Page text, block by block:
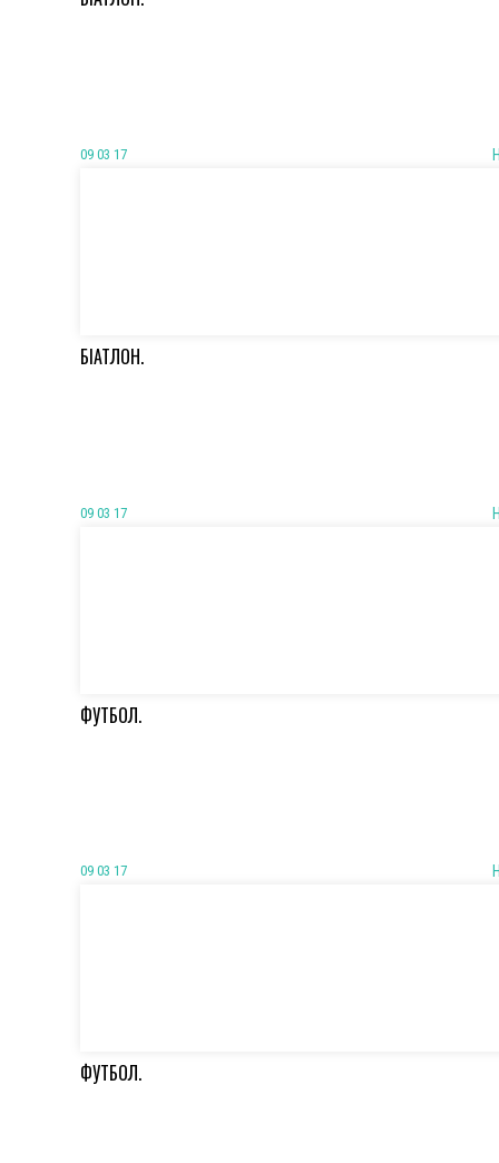
09 03 17
БІАТЛОН.
09 03 17
ФУТБОЛ.
09 03 17
ФУТБОЛ.